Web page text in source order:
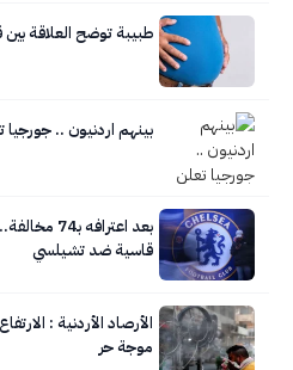
طبيبة توضح العلاقة
بينهم اردنيون .. جورجيا تعلن
بعد
قاسية ضد تشيلسي
الأرصاد الأردنية :
موجة حر